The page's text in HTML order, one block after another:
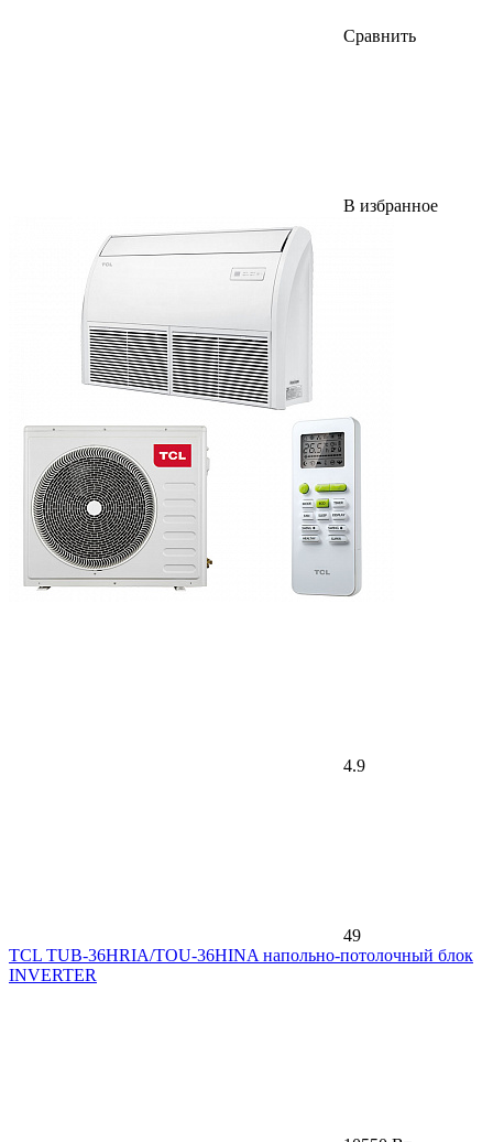
Сравнить
В избранное
4.9
49
TCL TUB-36HRIA/TOU-36HINA напольно-потолочный блок
INVERTER